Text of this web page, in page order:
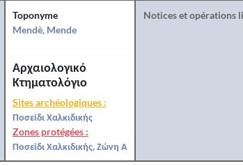
Toponyme
Mendè, Mende
Αρχαιολογικό
Κτηματολόγιο
Sites archéologiques :
Ποσείδι Χαλκιδικής
Zones protégées :
Ποσείδι Χαλκιδικής, Ζώνη Α
Notices et opérations